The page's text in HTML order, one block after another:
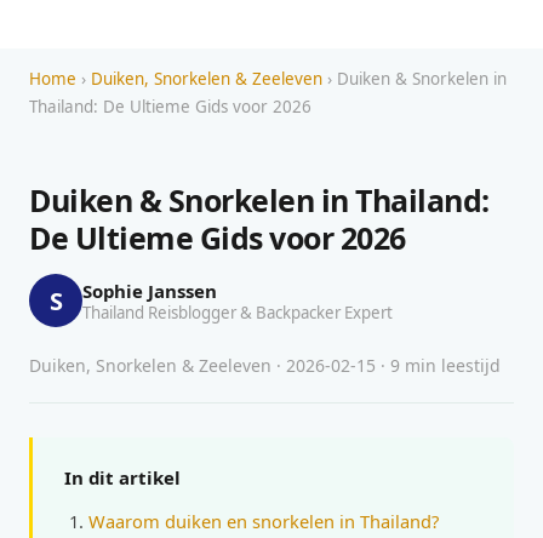
Home › Duiken, Snorkelen & Zeeleven › Duiken & Snorkelen in
Thailand: De Ultieme Gids voor 2026
Duiken & Snorkelen in Thailand:
De Ultieme Gids voor 2026
S Sophie Janssen
Thailand Reisblogger & Backpacker Expert
Duiken, Snorkelen & Zeeleven · 2026-02-15 · 9 min leestijd
In dit artikel
Waarom duiken en snorkelen in Thailand?